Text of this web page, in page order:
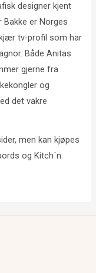
designer kjent
Bakke er Norges
tv-profil som har
Både Anitas
gjerne fra
og
det vakre
men kan kjøpes
og Kitch´n.